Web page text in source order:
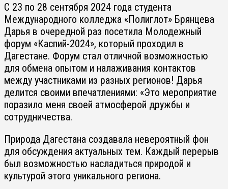
С 23 по 28 сентября 2024 года студента
Международного колледжа «Полиглот» Брянцева
Дарья в очередной раз посетила Молодежный
форум «Каспий-2024», который проходил в
Дагестане. Форум стал отличной возможностью
для обмена опытом и налаживания контактов
между участниками из разных регионов! Дарья
делится своими впечатлениями: «Это мероприятие
поразило меня своей атмосферой дружбы и
сотрудничества.
Природа Дагестана создавала невероятный фон
для обсуждения актуальных тем. Каждый перерыв
был возможностью насладиться природой и
культурой этого уникального региона.